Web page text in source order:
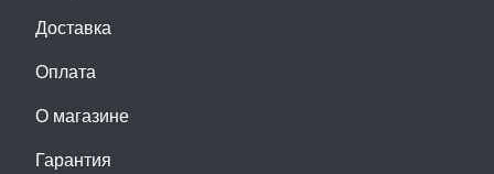
Доставка
Оплата
О магазине
Гарантия